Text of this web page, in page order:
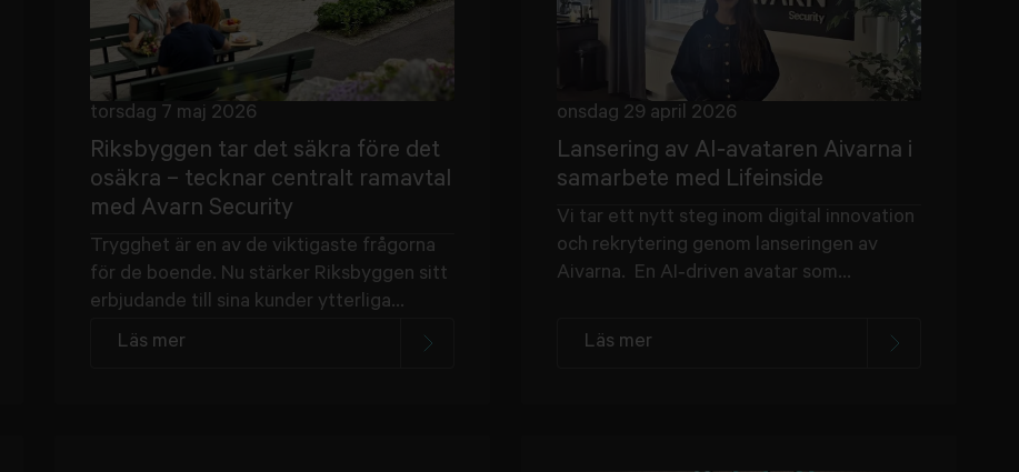
torsdag 7 maj 2026
Riksbyggen tar det säkra före det
osäkra – tecknar centralt ramavtal
med Avarn Security
Trygghet är en av de viktigaste frågorna
för de boende. Nu stärker Riksbyggen sitt
erbjudande till sina kunder ytterliga...
Läs mer
onsdag 29 april 2026
Lansering av AI‑avataren Aivarna i
samarbete med Lifeinside
Vi tar ett nytt steg inom digital innovation
och rekrytering genom lanseringen av
Aivarna. En AI‑driven avatar som...
Läs mer